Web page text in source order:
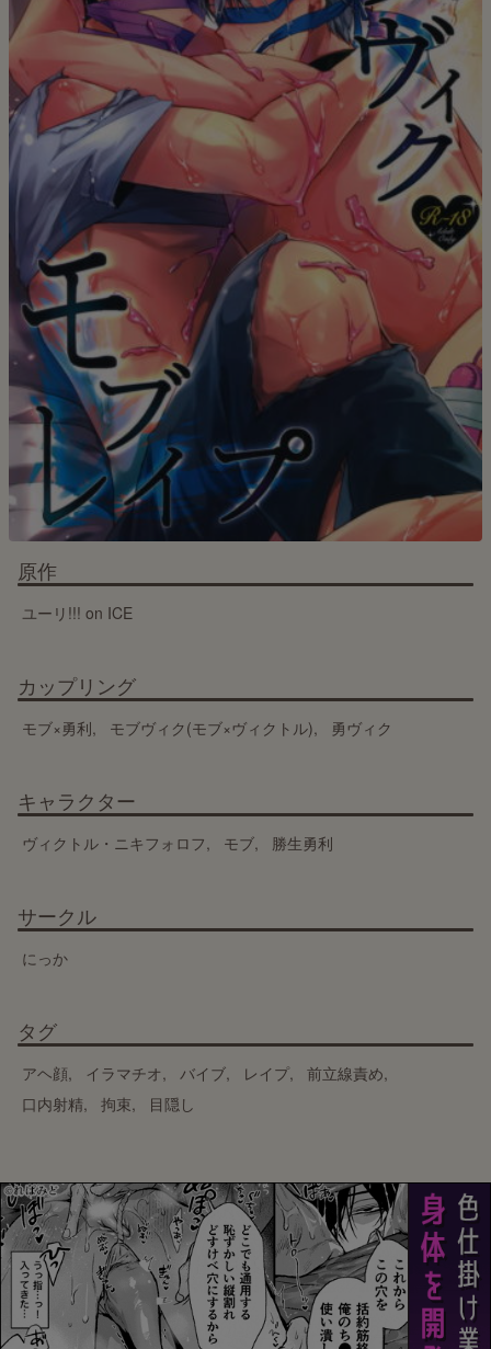
原作
ユーリ!!! on ICE
カップリング
モブ×勇利 モブヴィク(モブ×ヴィクトル) 勇ヴィク
キャラクター
ヴィクトル・ニキフォロフ モブ 勝生勇利
サークル
にっか
タグ
アヘ顔 イラマチオ バイブ レイプ
前立線責め
口内射精
拘束 目隠し